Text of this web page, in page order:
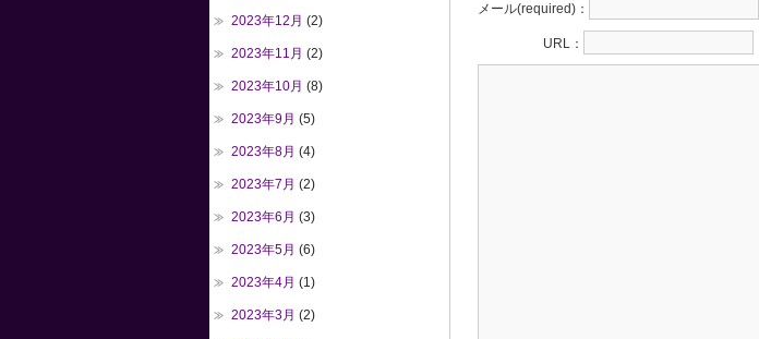
メール(required)：
URL：
2023年12月 (2)
2023年11月 (2)
2023年10月 (8)
2023年9月 (5)
2023年8月 (4)
2023年7月 (2)
2023年6月 (3)
2023年5月 (6)
2023年4月 (1)
2023年3月 (2)